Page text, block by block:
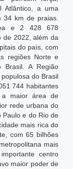
Atlântico, a uma
34 km de praias.
e 2 428 678
de 2022, além da
do país, com
regiões Norte e
Brasil. A Região
do Brasil
744 habitantes
maior área de
rede urbana do
Paulo e do Rio de
mais rica do
com 65 bilhões
mais
centro
maior poder de